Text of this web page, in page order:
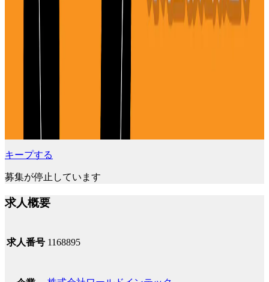
キープする
募集が停止しています
求人概要
求人番号 1168895